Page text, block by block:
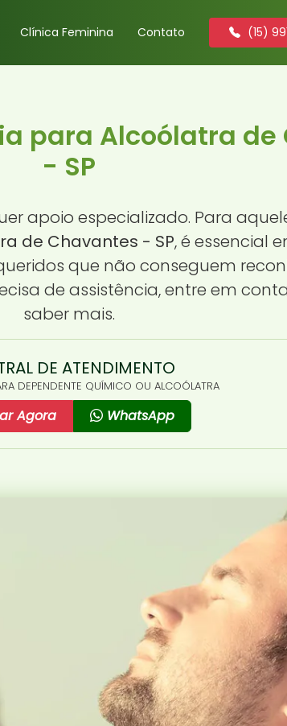
Clínica Feminina Contato (15)
para Alcoólatra de
- SP
apoio especializado. Para
de Chavantes - SP, é essencial
que não conseguem
de assistência, entre em
saber mais.
DE ATENDIMENTO
DEPENDENTE QUÍMICO OU ALCOÓLATRA
Agora WhatsApp